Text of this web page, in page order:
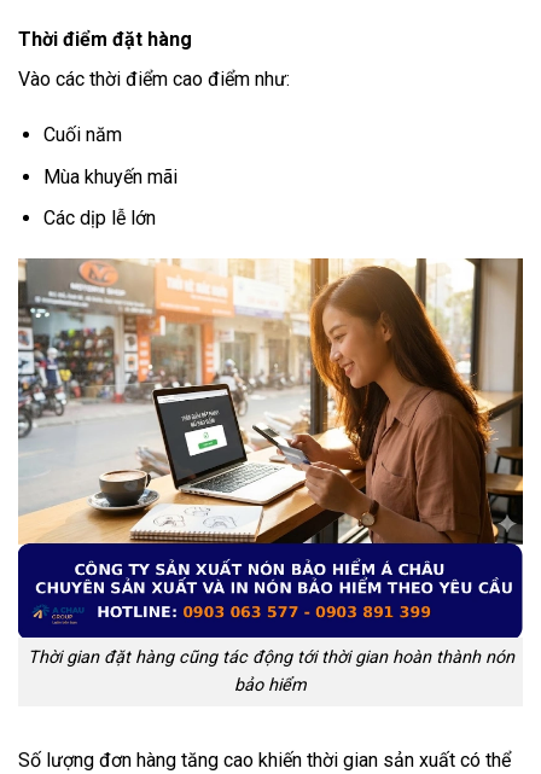
Thời điểm đặt hàng
Vào các thời điểm cao điểm như:
Cuối năm
Mùa khuyến mãi
Các dịp lễ lớn
Thời gian đặt hàng cũng tác động tới thời gian hoàn thành nón
bảo hiểm
Số lượng đơn hàng tăng cao khiến thời gian sản xuất có thể